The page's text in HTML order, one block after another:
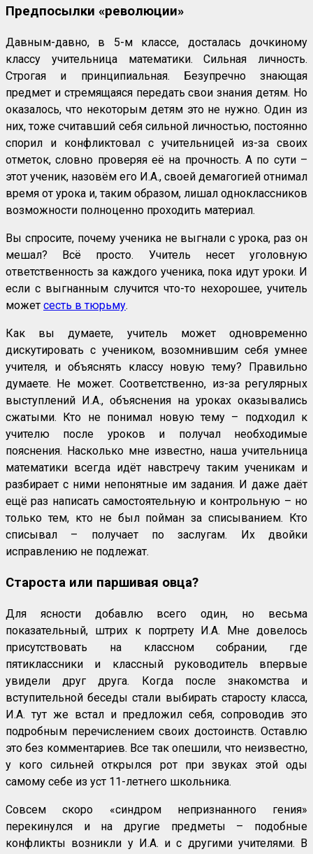
Предпосылки «революции»
Давным-давно, в 5-м классе, досталась дочкиному
классу учительница математики. Сильная личность.
Строгая и принципиальная. Безупречно знающая
предмет и стремящаяся передать свои знания детям. Но
оказалось, что некоторым детям это не нужно. Один из
них, тоже считавший себя сильной личностью, постоянно
спорил и конфликтовал с учительницей из-за своих
отметок, словно проверяя её на прочность. А по сути –
этот ученик, назовём его И.А., своей демагогией отнимал
время от урока и, таким образом, лишал одноклассников
возможности полноценно проходить материал.
Вы спросите, почему ученика не выгнали с урока, раз он
мешал? Всё просто. Учитель несет уголовную
ответственность за каждого ученика, пока идут уроки. И
если с выгнанным случится что-то нехорошее, учитель
может сесть в тюрьму.
Как вы думаете, учитель может одновременно
дискутировать с учеником, возомнившим себя умнее
учителя, и объяснять классу новую тему? Правильно
думаете. Не может. Соответственно, из-за регулярных
выступлений И.А., объяснения на уроках оказывались
сжатыми. Кто не понимал новую тему – подходил к
учителю после уроков и получал необходимые
пояснения. Насколько мне известно, наша учительница
математики всегда идёт навстречу таким ученикам и
разбирает с ними непонятные им задания. И даже даёт
ещё раз написать самостоятельную и контрольную – но
только тем, кто не был пойман за списыванием. Кто
списывал – получает по заслугам. Их двойки
исправлению не подлежат.
Староста или паршивая овца?
Для ясности добавлю всего один, но весьма
показательный, штрих к портрету И.А. Мне довелось
присутствовать на классном собрании, где
пятиклассники и классный руководитель впервые
увидели друг друга. Когда после знакомства и
вступительной беседы стали выбирать старосту класса,
И.А. тут же встал и предложил себя, сопроводив это
подробным перечислением своих достоинств. Оставлю
это без комментариев. Все так опешили, что неизвестно,
у кого сильней открылся рот при звуках этой оды
самому себе из уст 11-летнего школьника.
Совсем скоро «синдром непризнанного гения»
перекинулся и на другие предметы – подобные
конфликты возникли у И.А. и с другими учителями. В